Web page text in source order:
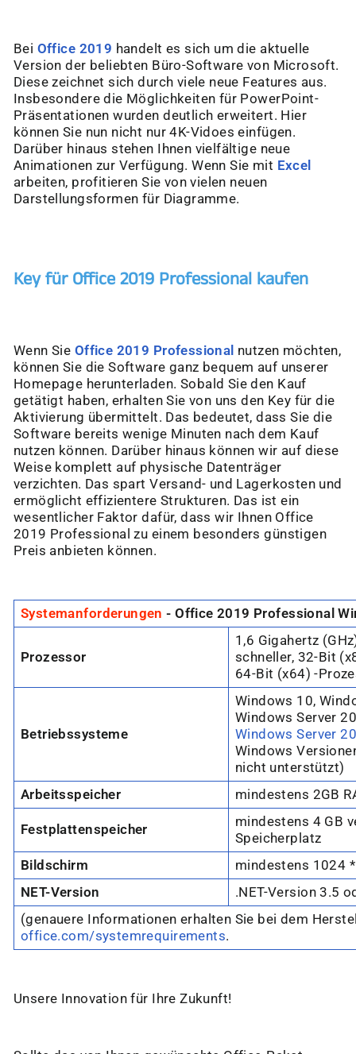
Bei Office 2019 handelt es sich um die aktuelle
Version der beliebten Büro-Software von Microsoft.
Diese zeichnet sich durch viele neue Features aus.
Insbesondere die Möglichkeiten für PowerPoint-
Präsentationen wurden deutlich erweitert. Hier
können Sie nun nicht nur 4K-Vidoes einfügen.
Darüber hinaus stehen Ihnen vielfältige neue
Animationen zur Verfügung. Wenn Sie mit Excel
arbeiten, profitieren Sie von vielen neuen
Darstellungsformen für Diagramme.
Key für Office 2019 Professional kaufen
Wenn Sie Office 2019 Professional nutzen möchten,
können Sie die Software ganz bequem auf unserer
Homepage herunterladen. Sobald Sie den Kauf
getätigt haben, erhalten Sie von uns den Key für die
Aktivierung übermittelt. Das bedeutet, dass Sie die
Software bereits wenige Minuten nach dem Kauf
nutzen können. Darüber hinaus können wir auf diese
Weise komplett auf physische Datenträger
verzichten. Das spart Versand- und Lagerkosten und
ermöglicht effizientere Strukturen. Das ist ein
wesentlicher Faktor dafür, dass wir Ihnen Office
2019 Professional zu einem besonders günstigen
Preis anbieten können.
Systemanforderungen - Office 2019 Professional
Prozessor
1,6 Gigahertz
schneller, 32-Bit
64-Bit (x64) -
Betriebssysteme
Windows 10,
Windows Server
Windows Server
Windows
nicht unterstützt)
Arbeitsspeicher
mindestens 2GB
Festplattenspeicher
mindestens 4 GB
Speicherplatz
Bildschirm
mindestens 1024
NET-Version
.NET-Version 3.5
(genauere Informationen erhalten Sie bei dem
office.com/systemrequirements.
Unsere Innovation für Ihre Zukunft!